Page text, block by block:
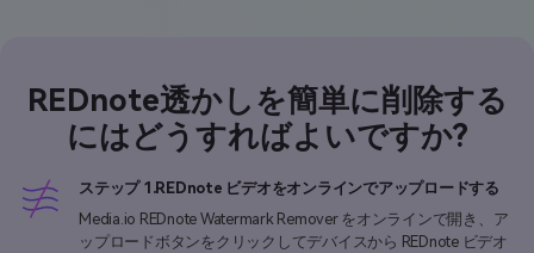
REDnote透かしを簡単に削除する
にはどうすればよいですか?
ステップ 1.REDnote ビデオをオンラインでアップロードする
Media.io REDnote Watermark Remover をオンラインで開き、ア
ップロードボタンをクリックしてデバイスから REDnote ビデオ